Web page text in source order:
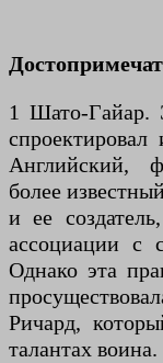
1 Шато-Гайар.
Английский,
более
и ее
ассоциации с
Однако эта
Ричард,
талантах воина.